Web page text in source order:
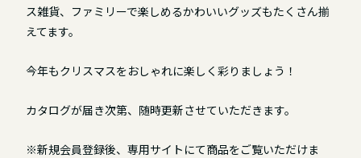
ス雑貨、ファミリーで楽しめるかわいいグッズもたくさん揃
えてます。
今年もクリスマスをおしゃれに楽しく彩りましょう！
カタログが届き次第、随時更新させていただきます。
※新規会員登録後、専用サイトにて商品をご覧いただけま